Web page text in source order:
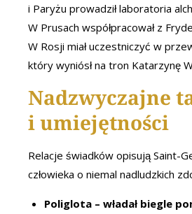
i Paryżu prowadził laboratoria
W Prusach współpracował z
W Rosji miał uczestniczyć w
który wyniósł na tron Katarzynę
Nadzwyczajne
i umiejętności
Relacje świadków opisują Saint-
człowieka o niemal nadludzkich
Poliglota – władał biegle